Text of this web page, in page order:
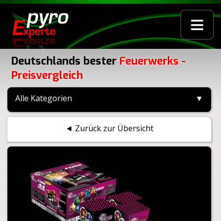
≡
Deutschlands bester Feuerwerks -
Preisvergleich
Alle Kategorien ▼
◄ Zurück zur Übersicht